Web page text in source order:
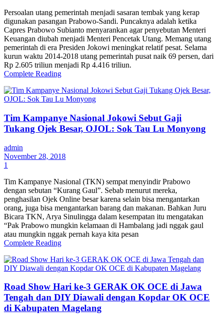
Persoalan utang pemerintah menjadi sasaran tembak yang kerap
digunakan pasangan Prabowo-Sandi. Puncaknya adalah ketika
Capres Prabowo Subianto menyarankan agar penyebutan Menteri
Keuangan diubah menjadi Menteri Pencetak Utang. Memang utang
pemerintah di era Presiden Jokowi meningkat relatif pesat. Selama
kurun waktu 2014-2018 utang pemerintah pusat naik 69 persen, dari
Rp 2.605 triliun menjadi Rp 4.416 triliun.
Complete Reading
Tim Kampanye Nasional Jokowi Sebut Gaji
Tukang Ojek Besar, OJOL: Sok Tau Lu Monyong
admin
November 28, 2018
1
Tim Kampanye Nasional (TKN) sempat menyindir Prabowo
dengan sebutan “Kurang Gaul”. Sebab menurut mereka,
penghasilan Ojek Online besar karena selain bisa mengantarkan
orang, juga bisa mengantarkan barang dan makanan. Bahkan Juru
Bicara TKN, Arya Sinulingga dalam kesempatan itu mengatakan
“Pak Prabowo mungkin kelamaan di Hambalang jadi nggak gaul
atau mungkin nggak pernah kaya kita pesan
Complete Reading
Road Show Hari ke-3 GERAK OK OCE di Jawa
Tengah dan DIY Diawali dengan Kopdar OK OCE
di Kabupaten Magelang